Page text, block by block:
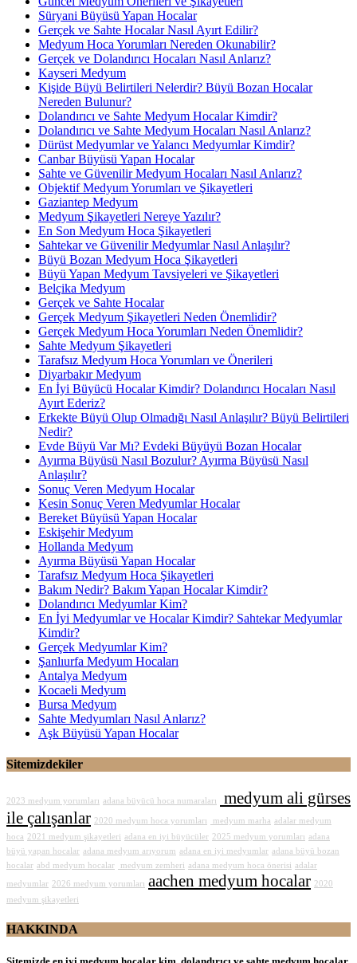
Süryani Büyüsü Yapan Hocalar
Gerçek ve Sahte Hocalar Nasıl Ayırt Edilir?
Medyum Hoca Yorumları Nereden Okunabilir?
Gerçek ve Dolandırıcı Hocaları Nasıl Anlarız?
Kayseri Medyum
Kişide Büyü Belirtileri Nelerdir? Büyü Bozan Hocalar
Nereden Bulunur?
Dolandırıcı ve Sahte Medyum Hocalar Kimdir?
Dolandırıcı ve Sahte Medyum Hocaları Nasıl Anlarız?
Dürüst Medyumlar ve Yalancı Medyumlar Kimdir?
Canbar Büyüsü Yapan Hocalar
Sahte ve Güvenilir Medyum Hocaları Nasıl Anlarız?
Objektif Medyum Yorumları ve Şikayetleri
Gaziantep Medyum
Medyum Şikayetleri Nereye Yazılır?
En Son Medyum Hoca Şikayetleri
Sahtekar ve Güvenilir Medyumlar Nasıl Anlaşılır?
Büyü Bozan Medyum Hoca Şikayetleri
Büyü Yapan Medyum Tavsiyeleri ve Şikayetleri
Belçika Medyum
Gerçek ve Sahte Hocalar
Gerçek Medyum Şikayetleri Neden Önemlidir?
Gerçek Medyum Hoca Yorumları Neden Önemlidir?
Sahte Medyum Şikayetleri
Tarafsız Medyum Hoca Yorumları ve Önerileri
Diyarbakır Medyum
En İyi Büyücü Hocalar Kimdir? Dolandırıcı Hocaları Nasıl
Ayırt Ederiz?
Erkekte Büyü Olup Olmadığı Nasıl Anlaşılır? Büyü Belirtileri
Nedir?
Evde Büyü Var Mı? Evdeki Büyüyü Bozan Hocalar
Ayırma Büyüsü Nasıl Bozulur? Ayırma Büyüsü Nasıl
Anlaşılır?
Sonuç Veren Medyum Hocalar
Kesin Sonuç Veren Medyumlar Hocalar
Bereket Büyüsü Yapan Hocalar
Eskişehir Medyum
Hollanda Medyum
Ayırma Büyüsü Yapan Hocalar
Tarafsız Medyum Hoca Şikayetleri
Bakım Nedir? Bakım Yapan Hocalar Kimdir?
Dolandırıcı Medyumlar Kim?
En İyi Medyumlar ve Hocalar Kimdir? Sahtekar Medyumlar
Kimdir?
Gerçek Medyumlar Kim?
Şanlıurfa Medyum Hocaları
Antalya Medyum
Kocaeli Medyum
Bursa Medyum
Sahte Medyumları Nasıl Anlarız?
Aşk Büyüsü Yapan Hocalar
Sitemizdekiler
2023 medyum yorumları adana büyücü hoca numaraları
medyum ali gürses
ile çalışanlar 2020 medyum hoca yorumları medyum marha adalar medyum
hoca 2021 medyum şikayetleri adana en iyi büyücüler 2025 medyum yorumları adana
büyü yapan hocalar adana medyum arıyorum adana en iyi medyumlar adana büyü bozan
hocalar abd medyum hocalar medyum zemheri adana medyum hoca önerisi adalar
medyumlar 2026 medyum yorumları aachen medyum hocalar 2020
medyum şikayetleri
HAKKINDA